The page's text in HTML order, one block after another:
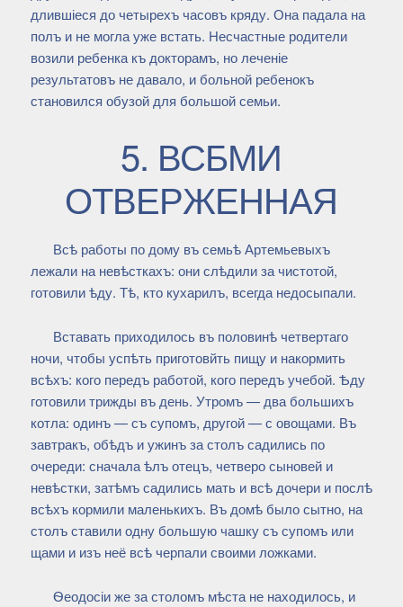
длившіеся до четырехъ часовъ кряду. Она падала на
полъ и не могла уже встать. Несчастные родители
возили ребенка къ докторамъ, но леченіе
результатовъ не давало, и больной ребенокъ
становился обузой для большой семьи.
5. ВСБМИ
ОТВЕРЖЕННАЯ
Всѣ работы по дому въ семьѣ Артемьевыхъ
лежали на невѣсткахъ: они слѣдили за чистотой,
готовили ѣду. Тѣ, кто кухарилъ, всегда недосыпали.
Вставать приходилось въ половинѣ четвертаго
ночи, чтобы успѣть приготовйть пищу и накормить
всѣхъ: кого передъ работой, кого передъ учебой. Ѣду
готовили трижды въ день. Утромъ — два большихъ
котла: одинъ — съ супомъ, другой — с овощами. Въ
завтракъ, обѣдъ и ужинъ за столъ садились по
очереди: сначала ѣлъ отецъ, четверо сыновей и
невѣстки, затѣмъ садились мать и всѣ дочери и послѣ
всѣхъ кормили маленькихъ. Въ домѣ было сытно, на
столъ ставили одну большую чашку съ супомъ или
щами и изъ неё всѣ черпали своими ложками.
Ѳеодосіи же за столомъ мѣста не находилось, и